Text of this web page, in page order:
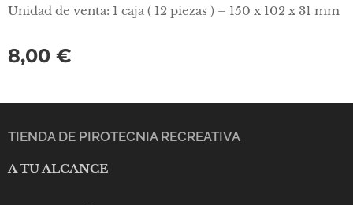
Unidad de venta: 1 caja ( 12 piezas ) – 150 x 102 x 31 mm
8,00 €
TIENDA DE PIROTECNIA RECREATIVA
A TU ALCANCE